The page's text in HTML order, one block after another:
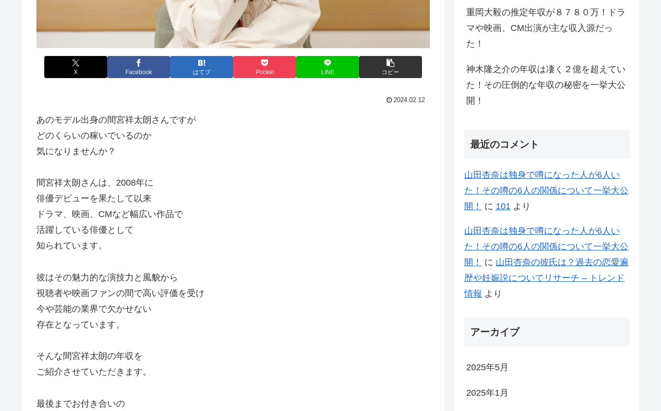
X Facebook はてブ Pocket LINE コピー
2024.02.12
あのモデル出身の間宮祥太朗さんですが
どのくらいの稼いでいるのか
気になりませんか？
間宮祥太朗さんは、2008年に
俳優デビューを果たして以来
ドラマ、映画、CMなど幅広い作品で
活躍している俳優として
知られています。
彼はその魅力的な演技力と風貌から
視聴者や映画ファンの間で高い評価を受け
今や芸能の業界で欠かせない
存在となっています。
そんな間宮祥太朗の年収を
ご紹介させていただきます。
最後までお付き合いの
重岡大毅の推定年収が８７８０万！ドラ
マや映画、CM出演が主な収入源だっ
た！
神木隆之介の年収は凄く２億を超えてい
た！その圧倒的な年収の秘密を一挙大公
開！
最近のコメント
山田杏奈は独身で噂になった人が6人い
た！その噂の6人の関係について一挙大公
開！
に 101 より
山田杏奈は独身で噂になった人が6人い
た！その噂の6人の関係について一挙大公
開！
に 山田杏奈の彼氏は？過去の恋愛遍
歴や妊娠説についてリサーチ – トレンド
情報 より
アーカイブ
2025年5月
2025年1月